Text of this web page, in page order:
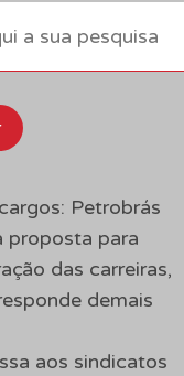
Petrobrás
proposta para
das carreiras,
demais
aos sindicatos